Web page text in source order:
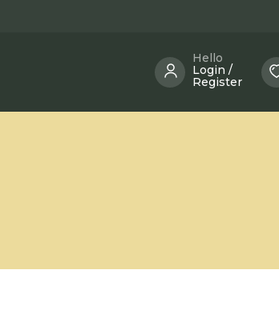
Hello
Login /
Register